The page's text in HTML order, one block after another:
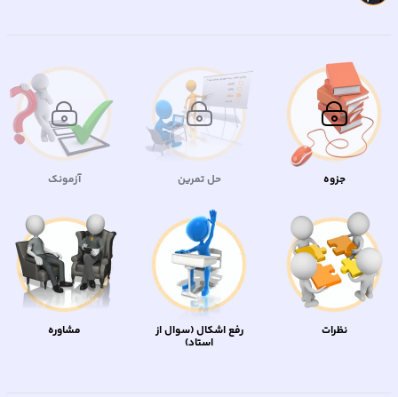
جزوه حل تمرین آزمونک
نظرات رفع اشکال (سوال از
استاد)
مشاوره